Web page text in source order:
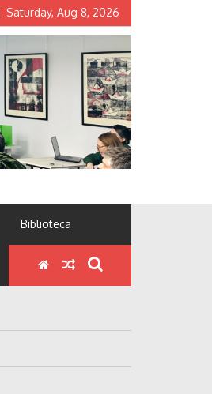
Saturday, Aug 8, 2026
Biblioteca